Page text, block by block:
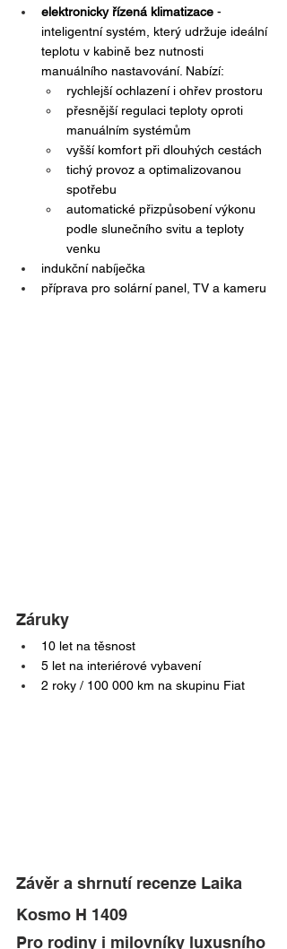
elektronicky řízená klimatizace -
inteligentní systém, který udržuje ideální
teplotu v kabině bez nutnosti
manuálního nastavování. Nabízí:
rychlejší ochlazení i ohřev prostoru
přesnější regulaci teploty oproti
manuálním systémům
vyšší komfort při dlouhých cestách
tichý provoz a optimalizovanou
spotřebu
automatické přizpůsobení výkonu
podle slunečního svitu a teploty
venku
indukční nabíječka
příprava pro solární panel, TV a kameru
Záruky
10 let na těsnost
5 let na interiérové vybavení
2 roky / 100 000 km na skupinu Fiat
Závěr a shrnutí recenze Laika
Kosmo H 1409
Pro rodiny i milovníky luxusního